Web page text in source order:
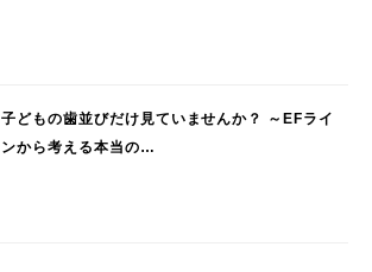
子どもの歯並びだけ見ていませんか？ ～EFライ
ンから考える本当の…